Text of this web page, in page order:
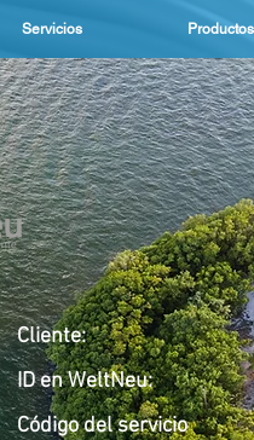
Servicios Productos
Cliente:
ID en WeltNeu:
Código del servicio